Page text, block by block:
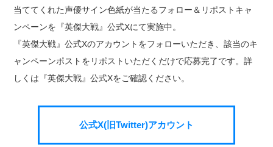
当ててくれた声優サイン色紙が当たるフォロー＆リポストキャ
ンペーンを『英傑大戦』公式Xにて実施中。
『英傑大戦』公式Xのアカウントをフォローいただき、該当のキ
ャンペーンポストをリポストいただくだけで応募完了です。詳
しくは『英傑大戦』公式Xをご確認ください。
公式X(旧Twitter)アカウント